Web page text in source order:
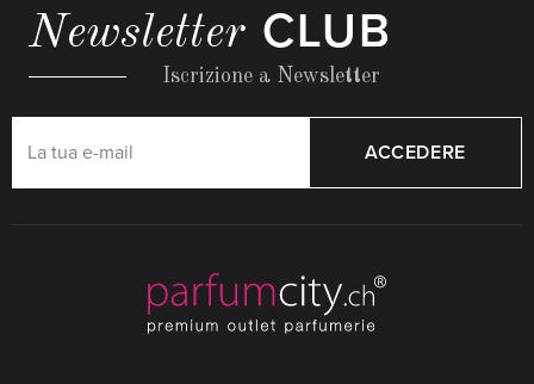
Newsletter CLUB
Iscrizione a Newsletter
ACCEDERE